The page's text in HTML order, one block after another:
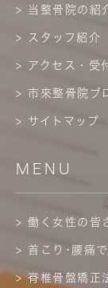
> 当整骨院の紹
> スタッフ紹介
> アクセス・受
> 市來整骨院ブ
> サイトマップ
MENU
> 働く女性の皆
> 首こり･腰痛
> 脊椎骨盤矯正